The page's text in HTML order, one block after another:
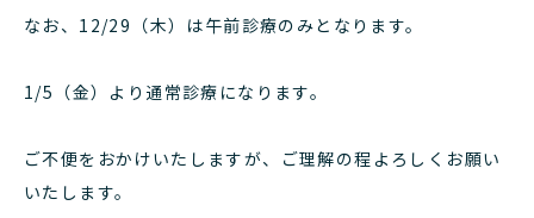
なお、12/29（木）は午前診療のみとなります。
1/5（金）より通常診療になります。
ご不便をおかけいたしますが、ご理解の程よろしくお願い
いたします。